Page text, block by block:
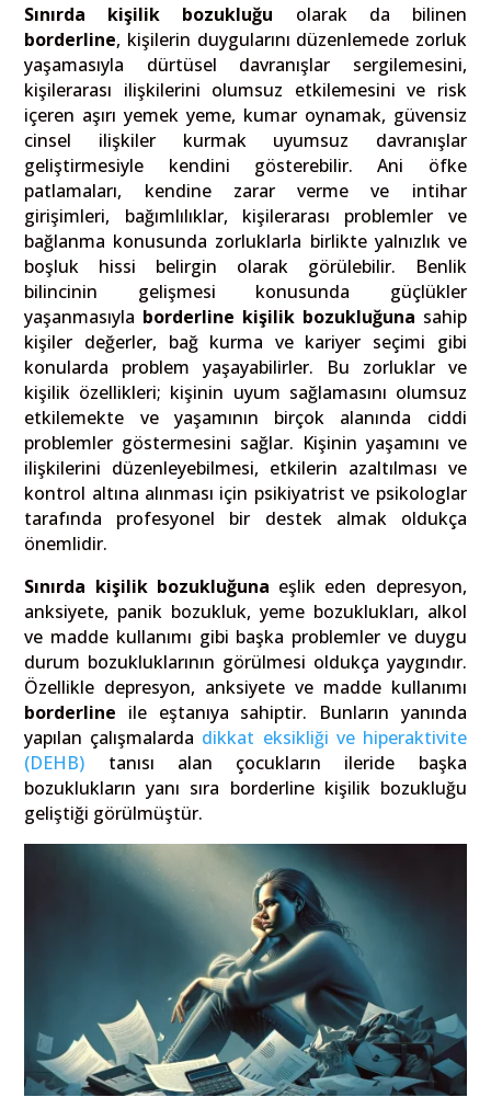
Sınırda kişilik bozukluğu olarak da bilinen
borderline, kişilerin duygularını düzenlemede zorluk
yaşamasıyla dürtüsel davranışlar sergilemesini,
kişilerarası ilişkilerini olumsuz etkilemesini ve risk
içeren aşırı yemek yeme, kumar oynamak, güvensiz
cinsel ilişkiler kurmak uyumsuz davranışlar
geliştirmesiyle kendini gösterebilir. Ani öfke
patlamaları, kendine zarar verme ve intihar
girişimleri, bağımlılıklar, kişilerarası problemler ve
bağlanma konusunda zorluklarla birlikte yalnızlık ve
boşluk hissi belirgin olarak görülebilir. Benlik
bilincinin gelişmesi konusunda güçlükler
yaşanmasıyla borderline kişilik bozukluğuna sahip
kişiler değerler, bağ kurma ve kariyer seçimi gibi
konularda problem yaşayabilirler. Bu zorluklar ve
kişilik özellikleri; kişinin uyum sağlamasını olumsuz
etkilemekte ve yaşamının birçok alanında ciddi
problemler göstermesini sağlar. Kişinin yaşamını ve
ilişkilerini düzenleyebilmesi, etkilerin azaltılması ve
kontrol altına alınması için psikiyatrist ve psikologlar
tarafında profesyonel bir destek almak oldukça
önemlidir.
Sınırda kişilik bozukluğuna eşlik eden depresyon,
anksiyete, panik bozukluk, yeme bozuklukları, alkol
ve madde kullanımı gibi başka problemler ve duygu
durum bozukluklarının görülmesi oldukça yaygındır.
Özellikle depresyon, anksiyete ve madde kullanımı
borderline ile eştanıya sahiptir. Bunların yanında
yapılan çalışmalarda dikkat eksikliği ve hiperaktivite
(DEHB) tanısı alan çocukların ileride başka
bozuklukların yanı sıra borderline kişilik bozukluğu
geliştiği görülmüştür.